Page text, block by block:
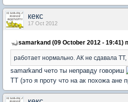
кекс
17 Oct 2012
samarkand (09 October 2012 - 19:41)
работает нормально. АК не сдавала ТТ,
samarkand чето ты неправду говориш
ТТ (это я проту что на ак похожа ане